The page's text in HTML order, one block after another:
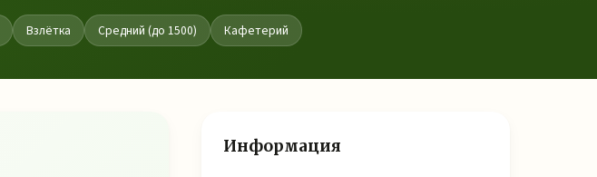
Взлётка Средний (до 1500) Кафетерий
Информация